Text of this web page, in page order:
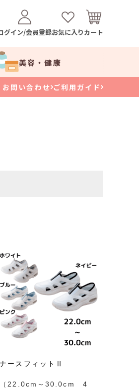
グイン/会員登録お気に入りカート
美容・健康
お問い合わせ ご利用ガイド
ナースフィットⅡ
（22.0cm～30.0cm 4